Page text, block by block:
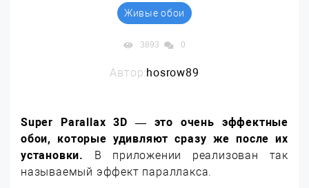
Живые обои
3893 0
Автор:hosrow89
Super Parallax 3D — это очень эффектные
обои, которые удивляют сразу же после их
установки.
В приложении реализован так
называемый эффект параллакса.